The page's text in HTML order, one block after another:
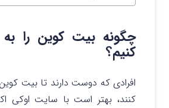
چگونه بیت کوین را به
کنیم؟
افرادی که دوست دارند تا بیت
کنند، بهتر است با سایت اوکی